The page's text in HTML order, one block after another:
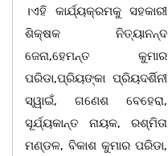
।ଏହି କାର୍ଯ୍ୟକ୍ରମକୁ ସହକାରୀ
ଶିକ୍ଷକ ନିତ୍ୟାନନ୍ଦ
ଜେନା,ହେମନ୍ତ କୁମାର
ପରିଡା,ପ୍ରିୟଙ୍କା ପ୍ରିୟଦର୍ଶିନୀ
ସ୍ୱାଇଁ, ଗଣେଶ ବେହେରା,
ସୂର୍ଯ୍ୟକାନ୍ତ ନାୟକ, ରଶ୍ମିତା
ମଣ୍ଡଳ, ବିକାଶ କୁମାର ପରିଡା,